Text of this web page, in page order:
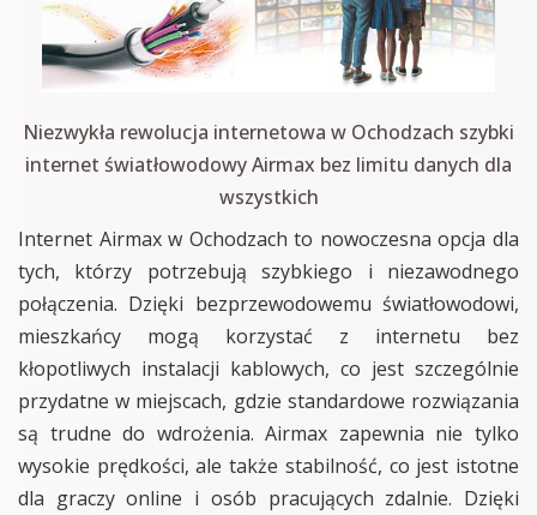
Niezwykła rewolucja internetowa w Ochodzach szybki
internet światłowodowy Airmax bez limitu danych dla
wszystkich
Internet Airmax w Ochodzach to nowoczesna opcja dla
tych, którzy potrzebują szybkiego i niezawodnego
połączenia. Dzięki bezprzewodowemu światłowodowi,
mieszkańcy mogą korzystać z internetu bez
kłopotliwych instalacji kablowych, co jest szczególnie
przydatne w miejscach, gdzie standardowe rozwiązania
są trudne do wdrożenia. Airmax zapewnia nie tylko
wysokie prędkości, ale także stabilność, co jest istotne
dla graczy online i osób pracujących zdalnie. Dzięki